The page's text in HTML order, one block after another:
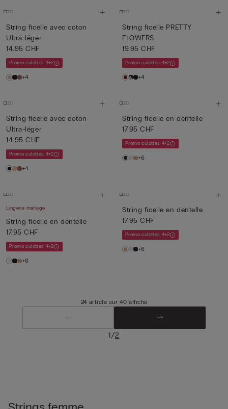
String ficelle avec coton
Ultra-léger
14.95 CHF
Promo culottes 4+2
+4
String ficelle PRETTY
FLOWERS
19.95 CHF
Promo culottes 4+2
+4
String ficelle avec coton
Ultra-léger
14.95 CHF
Promo culottes 4+2
+4
String ficelle en dentelle
17.95 CHF
Promo culottes 4+2
+6
Lingerie mariage
String ficelle en dentelle
17.95 CHF
Promo culottes 4+2
+6
String ficelle en dentelle
17.95 CHF
Promo culottes 4+2
+6
24 article sur 40 affiché
1/2